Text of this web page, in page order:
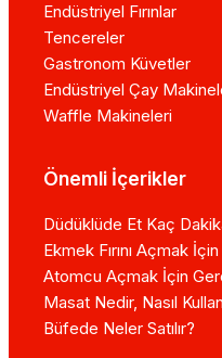
Endüstriyel Fırınlar
Tencereler
Gastronom Küvetler
Endüstriyel Çay
Waffle Makineleri
Önemli İçerikler
Düdüklüde Et Kaç
Ekmek Fırını Açmak
Atomcu Açmak İçin
Masat Nedir, Nasıl
Büfede Neler Satılır?